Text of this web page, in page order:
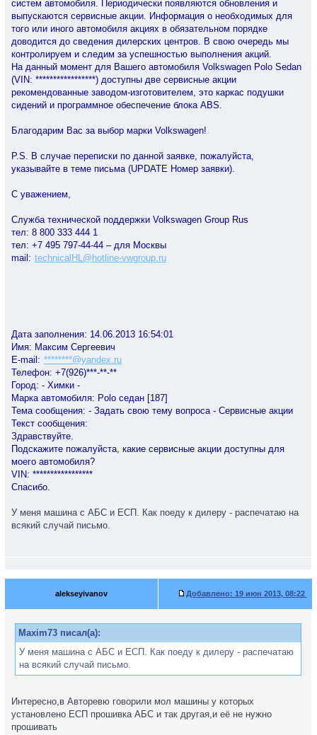
систем автомобиля. Периодически появляются обновления и
выпускаются сервисные акции. Информация о необходимых для
того или иного автомобиля акциях в обязательном порядке
доводится до сведения дилерских центров. В свою очередь мы
контролируем и следим за успешностью выполнения акций.
На данный момент для Вашего автомобиля Volkswagen Polo Sedan
(VIN: *****************) доступны две сервисные акции
рекомендованные заводом-изготовителем, это каркас подушки
сидений и программное обеспечение блока ABS.
Благодарим Вас за выбор марки Volkswagen!
P.S. В случае переписки по данной заявке, пожалуйста,
указывайте в теме письма (UPDATE Номер заявки).
С уважением,
Служба технической поддержки Volkswagen Group Rus
тел: 8 800 333 444 1
тел: +7 495 797-44-44 – для Москвы
mail: technicalHL@hotline-vwgroup.ru
Дата заполнения: 14.06.2013 16:54:01
Имя: Максим Сергеевич
E-mail: ********@yandex.ru
Телефон: +7(926)***-**-**
Город: - Химки -
Марка автомобиля: Polo седан [187]
Тема сообщения: - Задать свою тему вопроса - Сервисные акции
Текст сообщения:
Здравствуйте.
Подскажите пожалуйста, какие сервисные акции доступны для
моего автомобиля?
VIN: *****************
Спасибо.
У меня машина с АБС и ЕСП. Как поеду к дилеру - распечатаю на
всякий случай письмо.
alekseyivanov Добавлено: 19 июн 2013, 08:22
Maxim73 писал(а):
У меня машина с АБС и ЕСП. Как поеду к дилеру - распечатаю
на всякий случай письмо.
Интересно,в Авторевю говорили мол машины у которых
установлено ЕСП прошивка АБС и так другая,и её не нужно
прошивать